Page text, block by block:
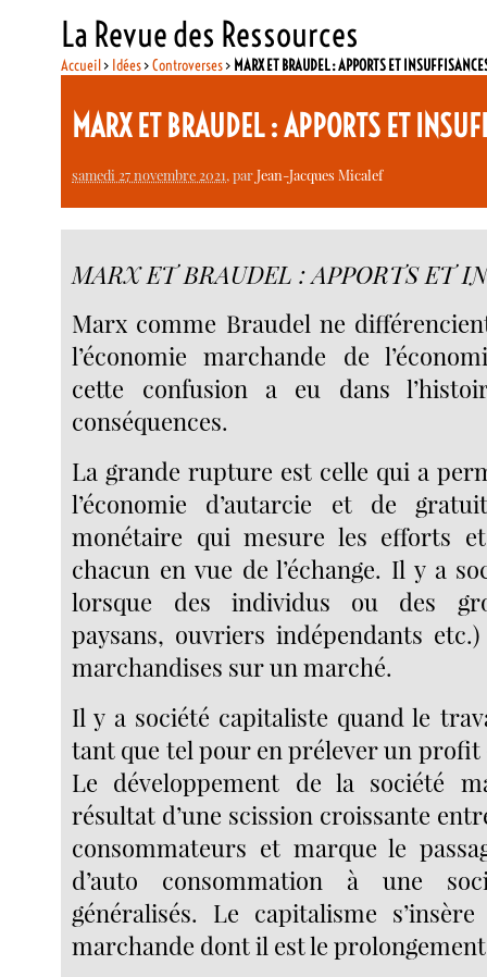
La Revue des Ressources
Accueil> Idées>Controverses> MARX ET BRAUDEL : APPORTS ET
MARX ET BRAUDEL : APPORTS ET
samedi 27 novembre 2021, parJean-Jacques Micalef
MARX ET BRAUDEL : APPORTS ET
Marx comme Braudel ne
l’économie marchande de
cette confusion a eu dans
conséquences.
La grande rupture est celle qui a
l’économie d’autarcie et de
monétaire qui mesure les efforts
chacun en vue de l’échange. Il y a
lorsque des individus ou des
paysans, ouvriers indépendants etc.)
marchandises sur un marché.
Il y a société capitaliste quand le
tant que tel pour en prélever un profit
Le développement de la société
résultat d’une scission croissante
consommateurs et marque le
d’auto consommation à une
généralisés. Le capitalisme
marchande dont il est le